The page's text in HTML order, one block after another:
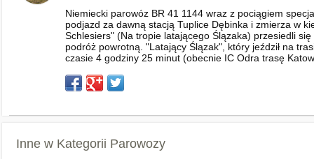
Niemiecki parowóz BR 41 1144 wraz z pociągiem
podjazd za dawną stacją Tuplice Dębinka i zmierza w
Schlesiers" (Na tropie latającego Ślązaka) przesiedli
podróż powrotną. "Latający Ślązak", który jeździł na
czasie 4 godziny 25 minut (obecnie IC Odra trasę
Inne w Kategorii Parowozy